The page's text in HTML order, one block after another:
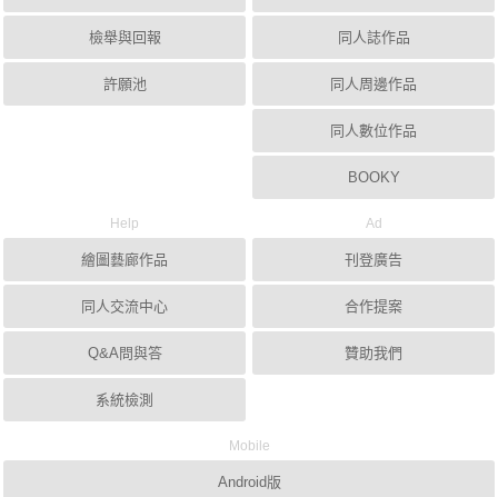
檢舉與回報
許願池
同人誌作品
同人周邊作品
同人數位作品
BOOKY
Help
繪圖藝廊作品
同人交流中心
Q&A問與答
系統檢測
Ad
刊登廣告
合作提案
贊助我們
Mobile
Android版